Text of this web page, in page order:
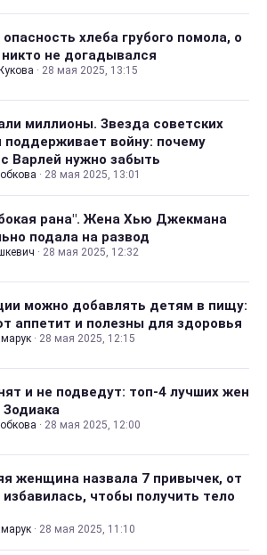
хлеба грубого помола, о
никто не догадывался
· 28 мая 2025, 13:15
миллионы. Звезда советских
поддерживает войну: почему
Варлей нужно забыть
· 28 мая 2025, 13:01
рана". Жена Хью Джекмана
подала на развод
· 28 мая 2025, 12:32
можно добавлять детям в пищу:
аппетит и полезны для здоровья
· 28 мая 2025, 12:15
и не подведут: топ-4 лучших жен
Зодиака
· 28 мая 2025, 12:00
женщина назвала 7 привычек, от
чтобы получить тело
· 28 мая 2025, 11:10